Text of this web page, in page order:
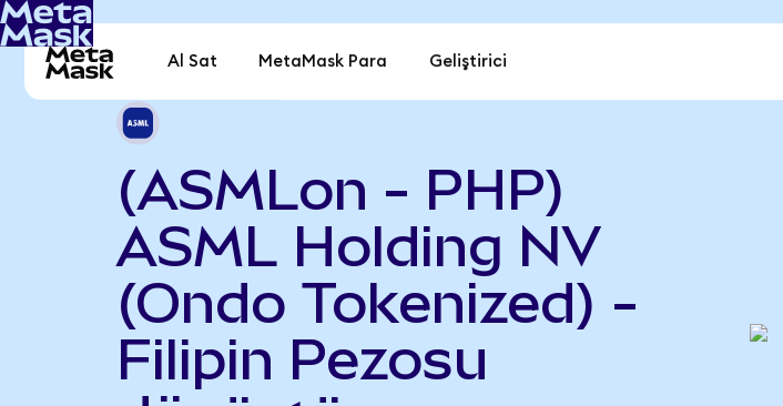
Al Sat MetaMask Para Geliştirici
(ASMLon - PHP)
ASML Holding NV
(Ondo Tokenized) -
Filipin Pezosu